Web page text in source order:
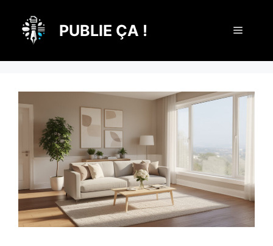
contenu
PUBLIE ÇA ! Menu